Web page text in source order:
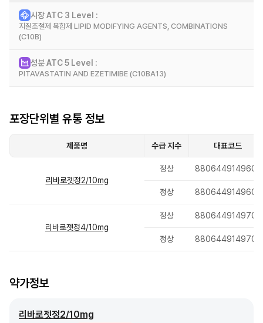
효능 효과
원발성 고콜레스테롤혈증
원발성 고콜레스테롤혈증(이형접합 가족형 및 비가족형) 또는 혼합형 이상지질
총 콜레스테롤(total-C), LDL-콜레스테롤(LDL-C), 아포 B 단백(Apo B), 트
리글리세라이드(TG) 및
시장 ATC 3 Level :
지질조절제 복합제 LIPID MODIFYING AGENTS, COMBINATIONS
(C10B)
시장 정보
성분 ATC 5 Level :
PITAVASTATIN AND EZETIMIBE (C10BA13)
포장단위별 유통 정보
제품명 수급 지수 대표코드
리바로젯정2/10mg
정상 8806449149605
정상 8806449149605
리바로젯정4/10mg
정상 8806449149704
정상 8806449149704
약가정보
리바로젯정2/10mg